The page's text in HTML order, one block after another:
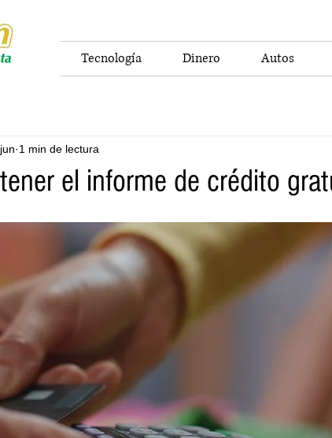
Tecnología Dinero Autos
el informe de crédito
1 min de lectura